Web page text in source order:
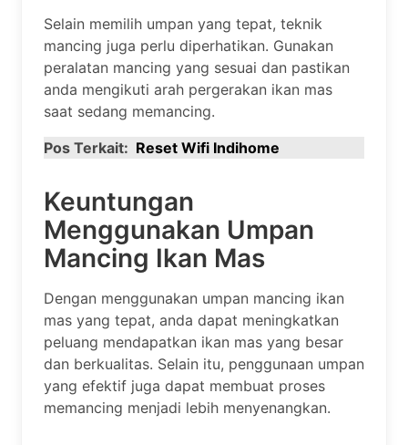
Selain memilih umpan yang tepat, teknik
mancing juga perlu diperhatikan. Gunakan
peralatan mancing yang sesuai dan pastikan
anda mengikuti arah pergerakan ikan mas
saat sedang memancing.
Pos Terkait: Reset Wifi Indihome
Keuntungan
Menggunakan Umpan
Mancing Ikan Mas
Dengan menggunakan umpan mancing ikan
mas yang tepat, anda dapat meningkatkan
peluang mendapatkan ikan mas yang besar
dan berkualitas. Selain itu, penggunaan umpan
yang efektif juga dapat membuat proses
memancing menjadi lebih menyenangkan.